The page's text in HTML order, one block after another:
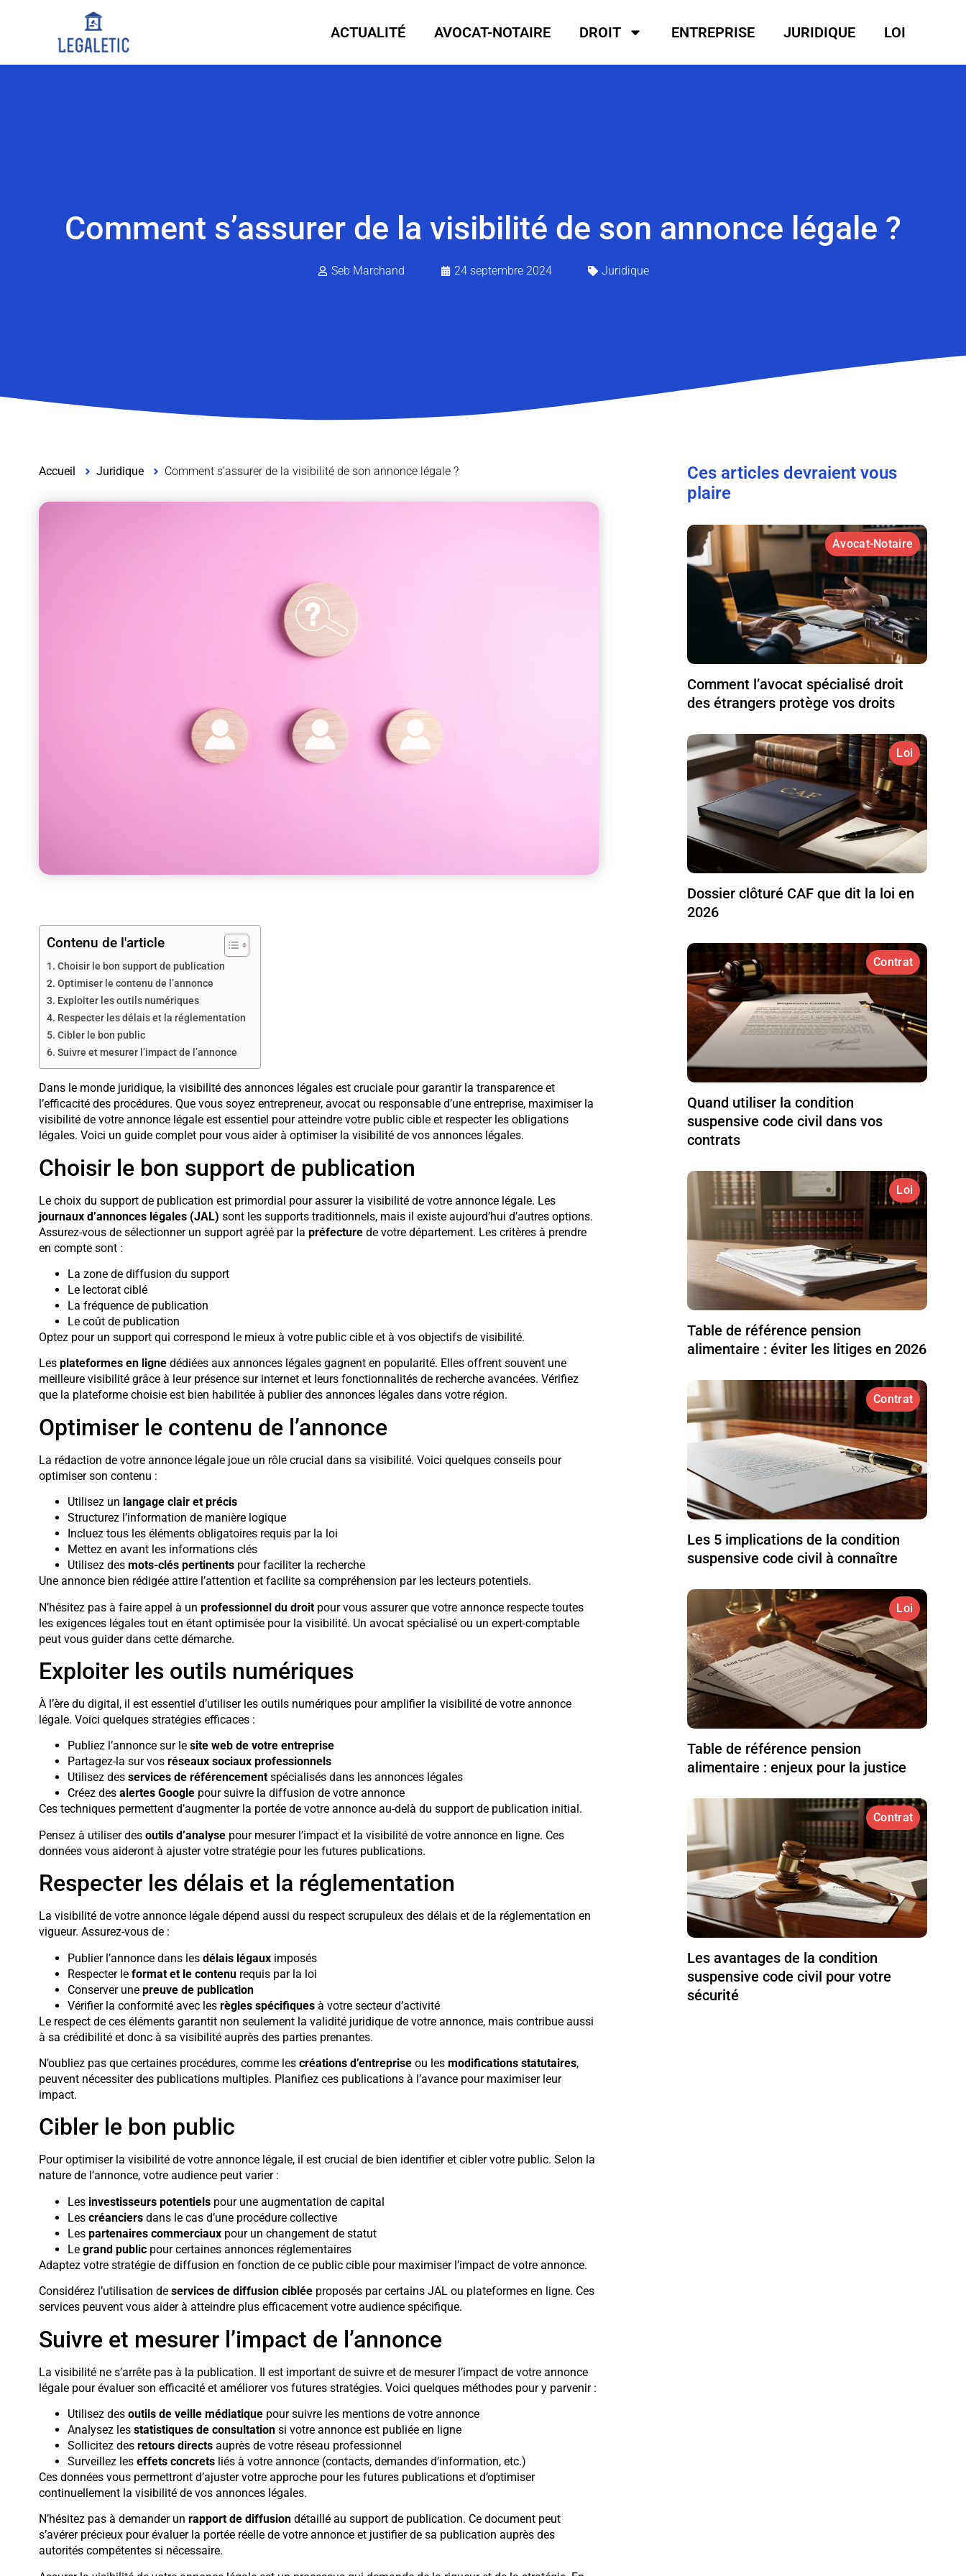
ACTUALITÉ AVOCAT-NOTAIRE DROIT ENTREPRISE JURIDIQUE LOI
Comment s’assurer de la visibilité de son annonce légale ?
Seb Marchand 24 septembre 2024 Juridique
Accueil Juridique Comment s’assurer de la visibilité de son annonce légale ?
Contenu de l'article
Choisir le bon support de publication
Optimiser le contenu de l’annonce
Exploiter les outils numériques
Respecter les délais et la réglementation
Cibler le bon public
Suivre et mesurer l’impact de l’annonce
Dans le monde juridique, la visibilité des annonces légales est cruciale pour garantir la transparence et
l’efficacité des procédures. Que vous soyez entrepreneur, avocat ou responsable d’une entreprise, maximiser la
visibilité de votre annonce légale est essentiel pour atteindre votre public cible et respecter les obligations
légales. Voici un guide complet pour vous aider à optimiser la visibilité de vos annonces légales.
Choisir le bon support de publication
Le choix du support de publication est primordial pour assurer la visibilité de votre annonce légale. Les
journaux d’annonces légales (JAL) sont les supports traditionnels, mais il existe aujourd’hui d’autres options.
Assurez-vous de sélectionner un support agréé par la préfecturede votre département. Les critères à prendre
en compte sont :
La zone de diffusion du support
Le lectorat ciblé
La fréquence de publication
Le coût de publication
Optez pour un support qui correspond le mieux à votre public cible et à vos objectifs de visibilité.
Les plateformes en lignedédiées aux annonces légales gagnent en popularité. Elles offrent souvent une
meilleure visibilité grâce à leur présence sur internet et leurs fonctionnalités de recherche avancées. Vérifiez
que la plateforme choisie est bien habilitée à publier des annonces légales dans votre région.
Optimiser le contenu de l’annonce
La rédaction de votre annonce légale joue un rôle crucial dans sa visibilité. Voici quelques conseils pour
optimiser son contenu :
Utilisez un langage clair et précis
Structurez l’information de manière logique
Incluez tous les éléments obligatoires requis par la loi
Mettez en avant les informations clés
Utilisez des mots-clés pertinentspour faciliter la recherche
Une annonce bien rédigée attire l’attention et facilite sa compréhension par les lecteurs potentiels.
N’hésitez pas à faire appel à un professionnel du droitpour vous assurer que votre annonce respecte toutes
les exigences légales tout en étant optimisée pour la visibilité. Un avocat spécialisé ou un expert-comptable
peut vous guider dans cette démarche.
Exploiter les outils numériques
À l’ère du digital, il est essentiel d’utiliser les outils numériques pour amplifier la visibilité de votre annonce
légale. Voici quelques stratégies efficaces :
Publiez l’annonce sur le site web de votre entreprise
Partagez-la sur vos réseaux sociaux professionnels
Utilisez des services de référencementspécialisés dans les annonces légales
Créez des alertes Googlepour suivre la diffusion de votre annonce
Ces techniques permettent d’augmenter la portée de votre annonce au-delà du support de publication initial.
Pensez à utiliser des outils d’analysepour mesurer l’impact et la visibilité de votre annonce en ligne. Ces
données vous aideront à ajuster votre stratégie pour les futures publications.
Respecter les délais et la réglementation
La visibilité de votre annonce légale dépend aussi du respect scrupuleux des délais et de la réglementation en
vigueur. Assurez-vous de :
Publier l’annonce dans les délais légauximposés
Respecter le format et le contenurequis par la loi
Conserver une preuve de publication
Vérifier la conformité avec les règles spécifiquesà votre secteur d’activité
Le respect de ces éléments garantit non seulement la validité juridique de votre annonce, mais contribue aussi
à sa crédibilité et donc à sa visibilité auprès des parties prenantes.
N’oubliez pas que certaines procédures, comme les créations d’entrepriseou les modifications statutaires,
peuvent nécessiter des publications multiples. Planifiez ces publications à l’avance pour maximiser leur
impact.
Cibler le bon public
Pour optimiser la visibilité de votre annonce légale, il est crucial de bien identifier et cibler votre public. Selon la
nature de l’annonce, votre audience peut varier :
Les investisseurs potentielspour une augmentation de capital
Les créanciersdans le cas d’une procédure collective
Les partenaires commerciauxpour un changement de statut
Le grand publicpour certaines annonces réglementaires
Adaptez votre stratégie de diffusion en fonction de ce public cible pour maximiser l’impact de votre annonce.
Considérez l’utilisation de services de diffusion cibléeproposés par certains JAL ou plateformes en ligne. Ces
services peuvent vous aider à atteindre plus efficacement votre audience spécifique.
Suivre et mesurer l’impact de l’annonce
La visibilité ne s’arrête pas à la publication. Il est important de suivre et de mesurer l’impact de votre annonce
légale pour évaluer son efficacité et améliorer vos futures stratégies. Voici quelques méthodes pour y parvenir :
Utilisez des outils de veille médiatiquepour suivre les mentions de votre annonce
Analysez les statistiques de consultationsi votre annonce est publiée en ligne
Sollicitez des retours directsauprès de votre réseau professionnel
Surveillez les effets concretsliés à votre annonce (contacts, demandes d’information, etc.)
Ces données vous permettront d’ajuster votre approche pour les futures publications et d’optimiser
continuellement la visibilité de vos annonces légales.
N’hésitez pas à demander un rapport de diffusiondétaillé au support de publication. Ce document peut
s’avérer précieux pour évaluer la portée réelle de votre annonce et justifier de sa publication auprès des
autorités compétentes si nécessaire.
Ces articles devraient vous
plaire
Avocat-Notaire
Comment l’avocat spécialisé droit
des étrangers protège vos droits
Loi
Dossier clôturé CAF que dit la loi en
2026
Contrat
Quand utiliser la condition
suspensive code civil dans vos
contrats
Loi
Table de référence pension
alimentaire : éviter les litiges en 2026
Contrat
Les 5 implications de la condition
suspensive code civil à connaître
Loi
Table de référence pension
alimentaire : enjeux pour la justice
Contrat
Les avantages de la condition
suspensive code civil pour votre
sécurité